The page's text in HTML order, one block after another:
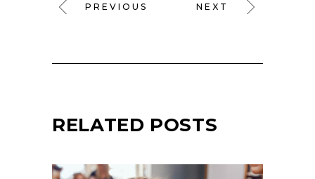
PREVIOUS NEXT
RELATED POSTS